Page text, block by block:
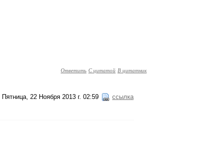
Ответить С цитатой В цитатник
Пятница, 22 Ноября 2013 г. 02:59 ссылка